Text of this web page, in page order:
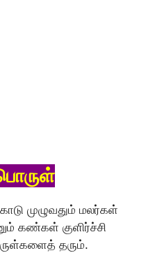
முழுவதும் மலர்கள்
கண்கள் குளிர்ச்சி
தரும்.